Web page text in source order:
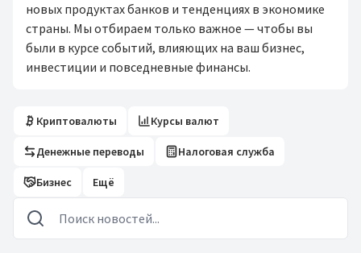
новых продуктах банков и тенденциях в экономике
страны. Мы отбираем только важное — чтобы вы
были в курсе событий, влияющих на ваш бизнес,
инвестиции и повседневные финансы.
Криптовалюты Курсы валют
Денежные переводы Налоговая служба
Бизнес Ещё